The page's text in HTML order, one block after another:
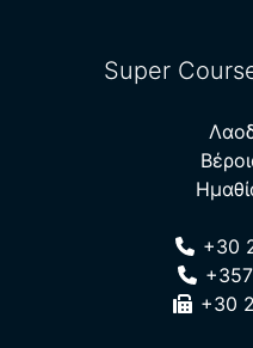
Super
+30
+30